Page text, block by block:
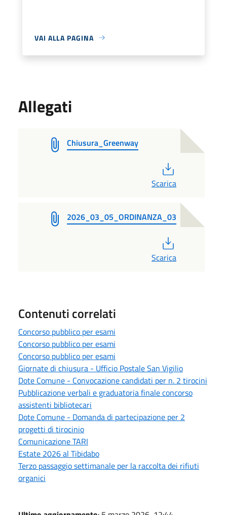
VAI ALLA PAGINA
Allegati
Chiusura_Greenway
Scarica
2026_03_05_ORDINANZA_03
Scarica
Contenuti correlati
Concorso pubblico per esami
Concorso pubblico per esami
Concorso pubblico per esami
Giornate di chiusura - Ufficio Postale San Vigilio
Dote Comune - Convocazione candidati per n. 2 tirocini
Pubblicazione verbali e graduatoria finale concorso
assistenti bibliotecari
Dote Comune - Domanda di partecipazione per 2
progetti di tirocinio
Comunicazione TARI
Estate 2026 al Tibidabo
Terzo passaggio settimanale per la raccolta dei rifiuti
organici